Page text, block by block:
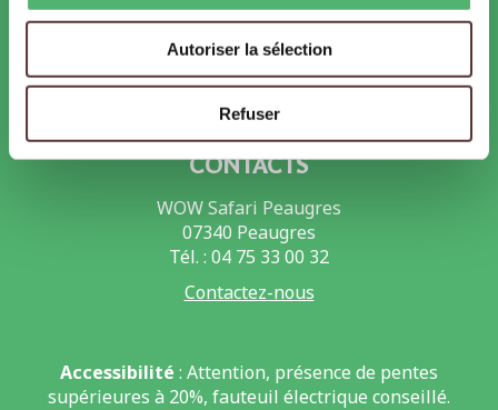
Autoriser la sélection
Refuser
Pass Ardèche
Hébergeurs
CONTACTS
WOW Safari Peaugres
07340 Peaugres
Tél. : 04 75 33 00 32
Contactez-nous
Accessibilité : Attention, présence de pentes
supérieures à 20%, fauteuil électrique conseillé.